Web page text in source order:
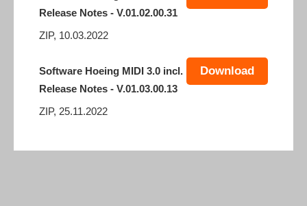
Release Notes - V.01.02.00.31
ZIP, 10.03.2022
Software Hoeing MIDI 3.0 incl.
Release Notes - V.01.03.00.13
ZIP, 25.11.2022
Download